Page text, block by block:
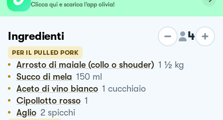
Clicca qui e scarica l’app olivia!
Ingredienti 4
PER IL PULLED PORK
Arrosto di maiale (collo o shouder) 1 ½ kg
Succo di mela 150 ml
Aceto di vino bianco 1 cucchiaio
Cipollotto rosso 1
Aglio 2 spicchi